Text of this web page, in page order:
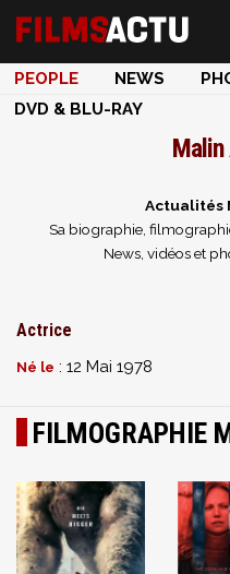
PEOPLE NEWS
DVD & BLU-RAY
Actualités
Sa biographie,
News, vidéos et
Actrice
Né le : 12 Mai 1978
FILMOGRAPHIE